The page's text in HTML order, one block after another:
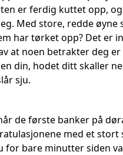
er ferdig kuttet opp,
Med store, redde øyne
har tørket opp? Det er
at noen betrakter deg er
din, hodet ditt skaller
sju.
de første banker på
med et stort
for bare minutter siden